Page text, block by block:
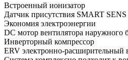
Встроенный ионизатор
Датчик присутствия SMART SENS
Экономия электроэнергии
DC мотор вентилятора наружного
Инверторный компрессор
ERV электронно-расширительный